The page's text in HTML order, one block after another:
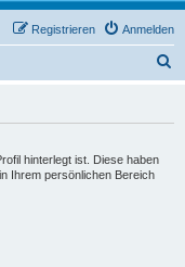
Anmelden
Registrieren
hinterlegt ist. Diese haben
Ihrem persönlichen Bereich